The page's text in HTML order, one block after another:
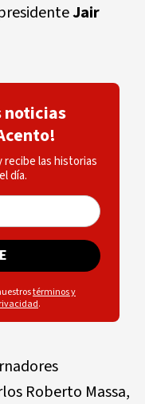
Jair
noticias
las historias
día.
términos y
.
Roberto Massa,